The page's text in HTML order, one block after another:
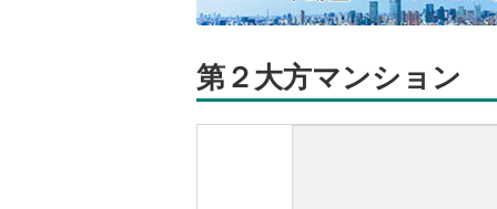
第２大方マンション